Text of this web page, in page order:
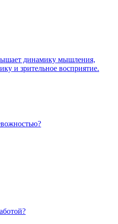
динамику мышления,
и зрительное восприятие.